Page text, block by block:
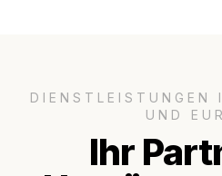
DIENSTLEISTUNGEN
UND
Ihr